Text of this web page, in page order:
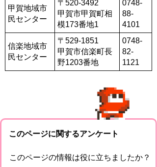
甲賀地域市
民センター
〒520-3492
甲賀市甲賀町相
模173番地1
0748-
88-
4101
信楽地域市
民センター
〒529-1851
甲賀市信楽町長
野1203番地
0748-
82-
1121
このページに関するアンケート
このページの情報は役に立ちましたか？